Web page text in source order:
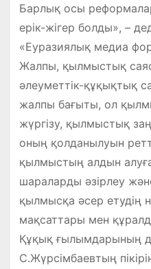
Барлық осы
ерік-жігер болды», –
«Еуразиялық медиа
Жалпы, қылмыстық
әлеуметтік-құқықтық
жалпы бағыты, ол
жүргізу, қылмыстық
оның қолданылуын
қылмыстың алдын
шараларды әзірлеу
қылмысқа әсер етудің
мақсаттары мен
Құқық ғылымдарының
С.Жүрсімбаевтың